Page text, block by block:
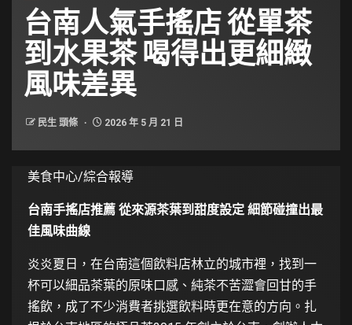
台南人氣手搖店 從單茶
到水果茶 喝得出更細緻
風味差異
民生 頭條 2026 年 5 月 21 日
美食中心/綜合報導
台南手搖店推薦 從來源茶葉到甜度設定 細節碰撞出最
佳風味曲線
炎炎夏日，在台南這個飲料店林立的城市裡，找到一
杯可以細品茶葉的原味口感、純茶不苦澀會回甘的手
搖飲，成了不少消費者挑選飲料時更在意的方向。扎